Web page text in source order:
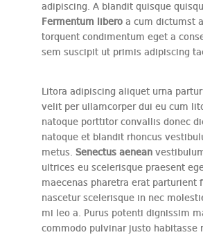
adipiscing. A blandit quisque
Fermentum libero a cum dictumst
torquent condimentum eget a
sem suscipit ut primis adipiscing
Litora adipiscing aliquet urna
velit per ullamcorper dui eu cum
natoque porttitor convallis donec
natoque et blandit rhoncus
metus. Senectus aenean
ultrices eu scelerisque praesent
maecenas pharetra erat parturient
nascetur scelerisque in nec
mi leo a. Purus potenti dignissim
commodo pulvinar justo habitasse